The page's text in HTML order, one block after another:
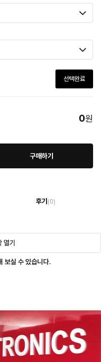
선택완료
0원
구매하기
후기 (0)
열기
보실 수 있습니다.